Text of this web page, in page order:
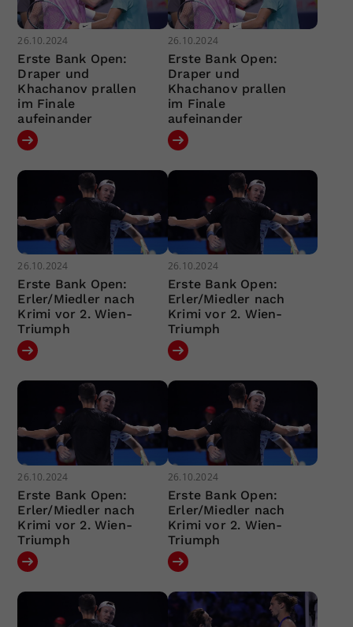
26.10.2024
Erste Bank Open:
Draper und
Khachanov prallen
im Finale
aufeinander
26.10.2024
Erste Bank Open:
Draper und
Khachanov prallen
im Finale
aufeinander
26.10.2024
Erste Bank Open:
Erler/Miedler nach
Krimi vor 2. Wien-
Triumph
26.10.2024
Erste Bank Open:
Erler/Miedler nach
Krimi vor 2. Wien-
Triumph
26.10.2024
Erste Bank Open:
Erler/Miedler nach
Krimi vor 2. Wien-
Triumph
26.10.2024
Erste Bank Open:
Erler/Miedler nach
Krimi vor 2. Wien-
Triumph